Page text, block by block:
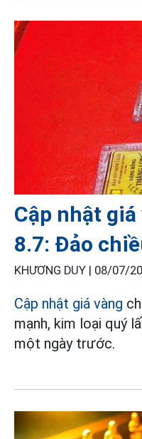
Cập nhật
8.7: Đảo
KHƯƠNG DUY | 08/07/
Cập nhật giá vàng
mạnh, kim loại quý
một ngày trước.